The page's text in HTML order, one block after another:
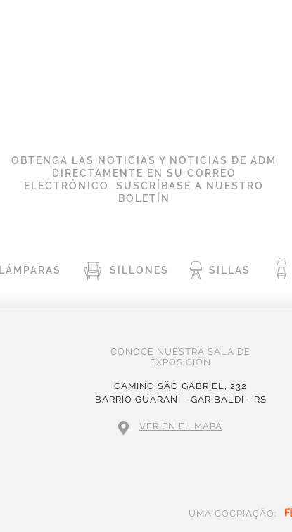
OBTENGA LAS NOTICIAS Y NOTICIAS DE ADM
DIRECTAMENTE EN SU CORREO
ELECTRÓNICO. SUSCRÍBASE A NUESTRO
BOLETÍN
LÁMPARAS SILLONES SILLAS
CONOCE NUESTRA SALA DE
EXPOSICIÓN
CAMINO SÃO GABRIEL, 232
BARRIO GUARANI - GARIBALDI - RS
VER EN EL MAPA
UMA COCRIAÇÃO: